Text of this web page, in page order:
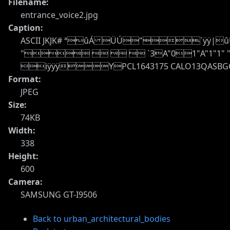
entrance_voice2.jpg
Caption:
ASCII JKJK# ªûÁ
"    `3A"01"A"1"1"
iÿÿÿYPCL1643175
Format:
JPEG
Size:
74KB
Width:
338
Height:
600
Camera:
SAMSUNG GT-I9506
Back to urban_architectural_bodies